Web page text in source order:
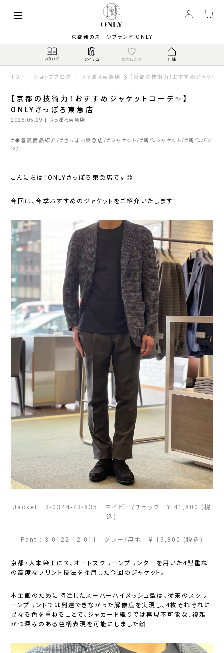
京都発のスーツブランド ONLY
TOP ショップブログ さっぽろ東急店 【京都の技術力！おすすめジャケッ
【京都の技術力！おすすめジャケットコーデ✨】
ONLYさっぽろ東急店
2026.05.29 | さっぽろ東急店
#◆春夏商品紹介 # さっぽろ東急店 # ジャケット #新作ジャケット #新作パン
ツ
こんにちは！ONLYさっぽろ東急店です😊
今回は、今季おすすめのジャケットをご紹介いたします！
Jacket : 3-0344-73-835 ネイビー/チェック ¥ 41,800
(税
込)
Pant : 3-0122-12-011 グレー/無地 ¥ 19,800 (税込)
京都・大本染工にて、オートスクリーンプリンターを用いた4型重ね
の高度なプリント技法を採用した今回のジャケット。
本企画のために特注したスーパーハイメッシュ型は、従来のスクリ
ーンプリントでは到達できなかった解像度を実現し、4枚それぞれに
異なる色を重ねることで、ジャカード織りでは再現不可能な、複雑
かつ深みのある色柄表現を可能にしました🙌